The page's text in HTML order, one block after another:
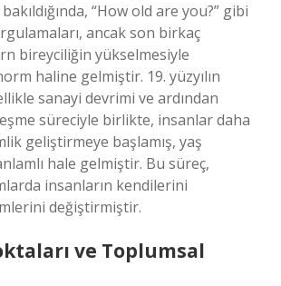
“How old are you?” gibi
ancak son birkaç
bireyciliğin yükselmesiyle
haline gelmiştir. 19. yüzyılın
sanayi devrimi ve ardından
süreciyle birlikte, insanlar daha
geliştirmeye başlamış, yaş
hale gelmiştir. Bu süreç,
insanların kendilerini
değiştirmiştir.
ve Toplumsal